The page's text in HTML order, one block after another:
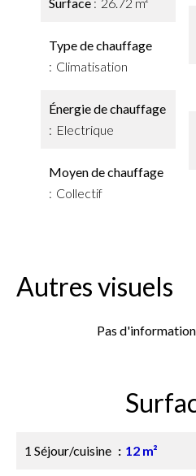
Type de chauffage
Climatisation
Énergie de chauffage
Electrique
Moyen de chauffage
Collectif
Autres visuels
Pas
1 Séjour/cuisine 12 m²